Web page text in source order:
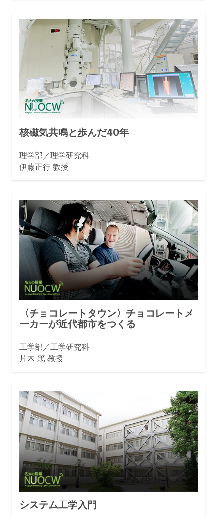
核磁気共鳴と歩んだ40年
理学部／理学研究科
伊藤正行 教授
〈チョコレートタウン〉チョコレートメ
ーカーが近代都市をつくる
工学部／工学研究科
片木 篤 教授
システム工学入門